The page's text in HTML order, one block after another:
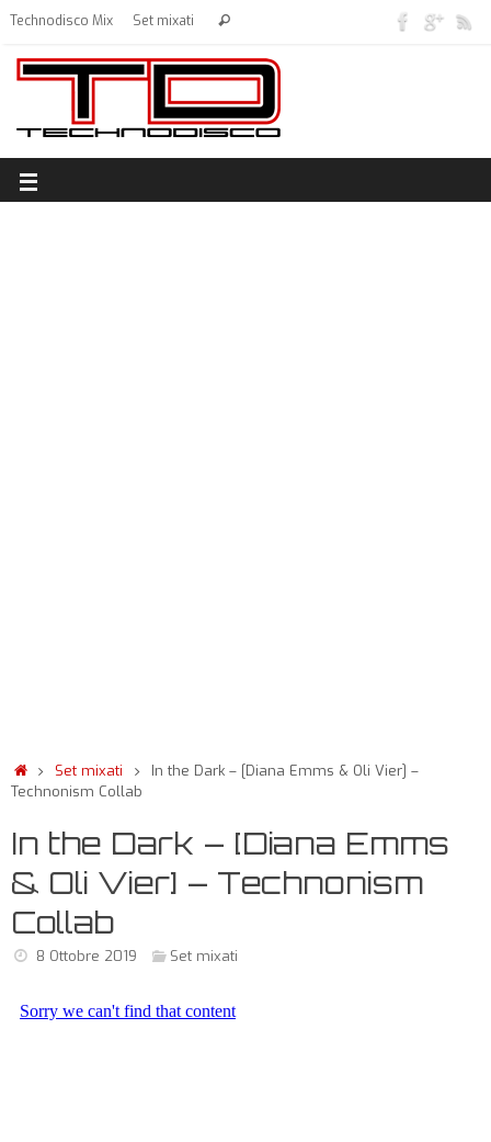
Technodisco Mix Set mixati
Set mixati
In the Dark – [Diana Emms & Oli Vier] –
Technonism Collab
In the Dark – [Diana Emms
& Oli Vier] – Technonism
Collab
8 Ottobre 2019 Set mixati